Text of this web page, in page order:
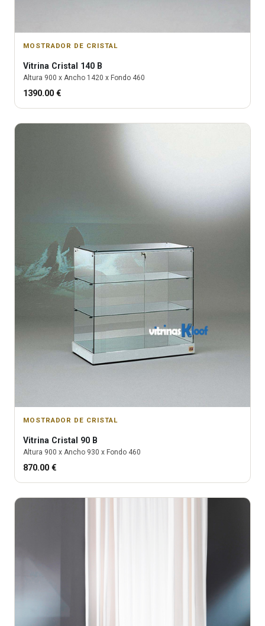
MOSTRADOR DE CRISTAL
Vitrina Cristal 140 B
Altura 900 x Ancho 1420 x Fondo 460
1390.00 €
MOSTRADOR DE CRISTAL
Vitrina Cristal 90 B
Altura 900 x Ancho 930 x Fondo 460
870.00 €